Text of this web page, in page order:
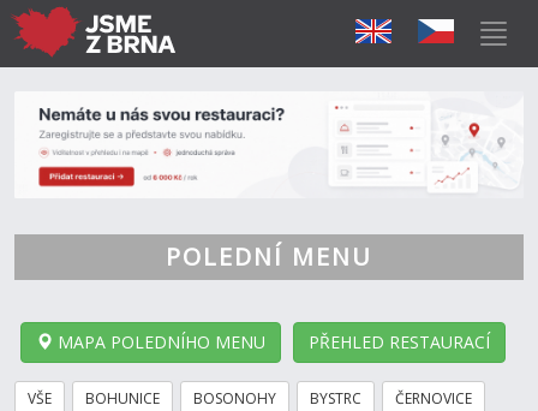
POLEDNÍ MENU
MAPA POLEDNÍHO MENU PŘEHLED RESTAURACÍ
VŠE BOHUNICE BOSONOHY BYSTRC ČERNOVICE